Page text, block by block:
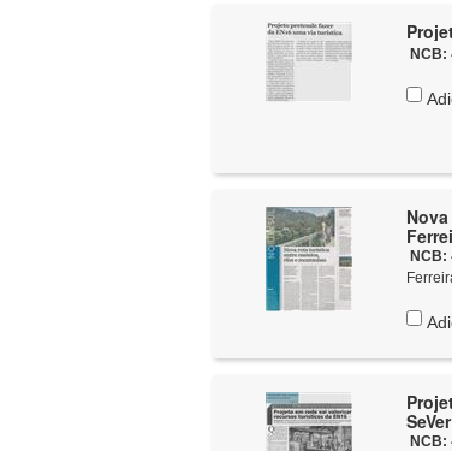
NCB:
NCB:
SeVer
NCB: